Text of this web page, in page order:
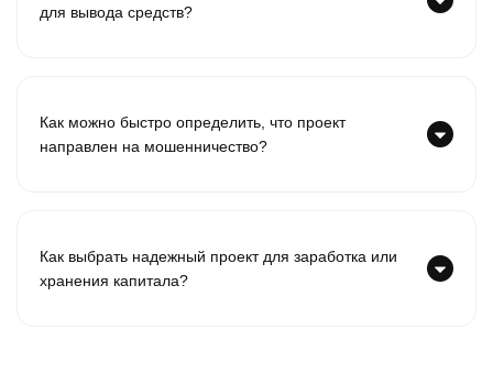
для вывода средств?
Как можно быстро определить, что проект
направлен на мошенничество?
Как выбрать надежный проект для заработка или
хранения капитала?